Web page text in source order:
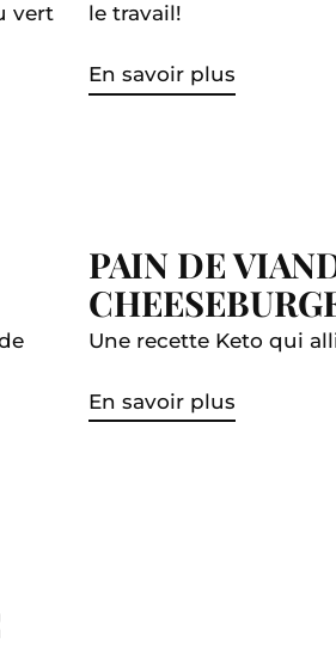
vert
le travail!
En savoir plus
PAIN DE
Une recette Keto qui
En savoir plus